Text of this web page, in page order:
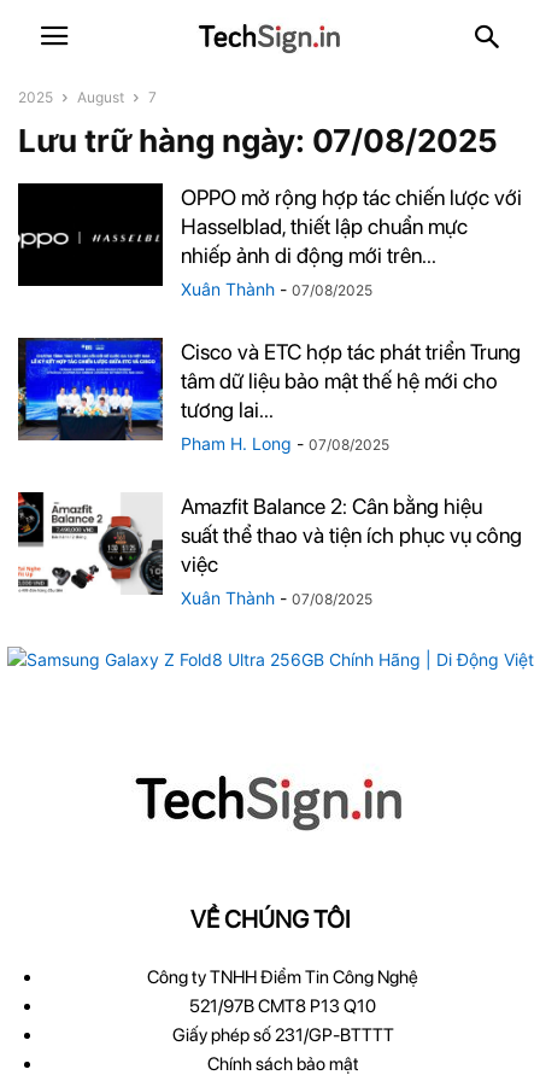
2025 August 7
Lưu trữ hàng ngày: 07/08/2025
OPPO mở rộng hợp tác chiến lược với
Hasselblad, thiết lập chuẩn mực
nhiếp ảnh di động mới trên...
Xuân Thành - 07/08/2025
Cisco và ETC hợp tác phát triển Trung
tâm dữ liệu bảo mật thế hệ mới cho
tương lai...
Pham H. Long - 07/08/2025
Amazfit Balance 2: Cân bằng hiệu
suất thể thao và tiện ích phục vụ công
việc
Xuân Thành - 07/08/2025
VỀ CHÚNG TÔI
Công ty TNHH Điểm Tin Công Nghệ
521/97B CMT8 P13 Q10
Giấy phép số 231/GP-BTTTT
Chính sách bảo mật